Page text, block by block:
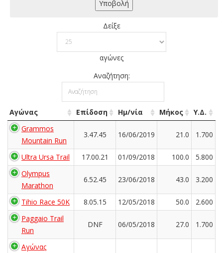
Δείξε
αγώνες
Αναζήτηση:
Αγώνας Επίδοση Ημ/νία Μήκος
Υ.Δ.
Grammos
Mountain Run
3.47.45 16/06/2019 21.0 1.700
Ultra Ursa Trail 17.00.21 01/09/2018 100.0
5.800
Olympus
Marathon
6.52.45 23/06/2018 43.0 3.200
Tihio Race 50K 8.05.15 12/05/2018 50.0
2.600
Paggaio Trail
Run
DNF 06/05/2018 27.0 1.700
Αγώνας